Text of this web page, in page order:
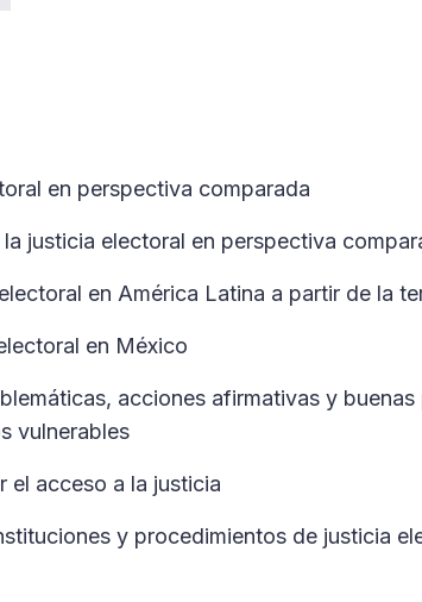
en perspectiva comparada
justicia electoral en perspectiva
en América Latina a partir de la
en México
acciones afirmativas y
vulnerables
el acceso a la justicia
y procedimientos de justicia